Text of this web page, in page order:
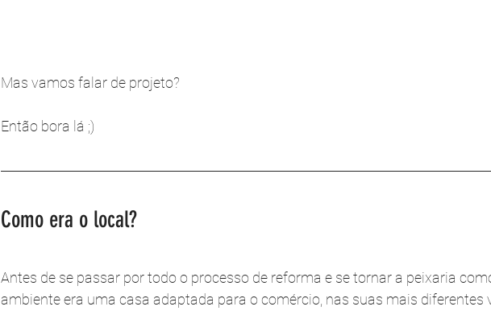
Mas vamos falar de projeto?
Então bora lá ;)
Como era o local?
Antes de se passar por todo o processo de reforma e se tornar a peixaria
ambiente era uma casa adaptada para o comércio, nas suas mais diferentes